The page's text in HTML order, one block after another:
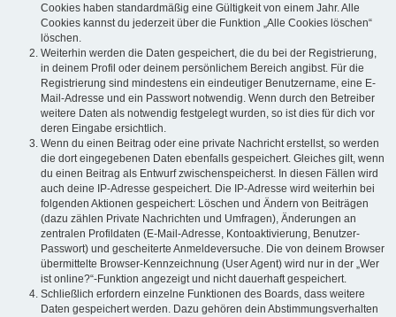
Cookies haben standardmäßig eine Gültigkeit von einem Jahr. Alle
Cookies kannst du jederzeit über die Funktion „Alle Cookies löschen“
löschen.
Weiterhin werden die Daten gespeichert, die du bei der Registrierung,
in deinem Profil oder deinem persönlichem Bereich angibst. Für die
Registrierung sind mindestens ein eindeutiger Benutzername, eine E-
Mail-Adresse und ein Passwort notwendig. Wenn durch den Betreiber
weitere Daten als notwendig festgelegt wurden, so ist dies für dich vor
deren Eingabe ersichtlich.
Wenn du einen Beitrag oder eine private Nachricht erstellst, so werden
die dort eingegebenen Daten ebenfalls gespeichert. Gleiches gilt, wenn
du einen Beitrag als Entwurf zwischenspeicherst. In diesen Fällen wird
auch deine IP-Adresse gespeichert. Die IP-Adresse wird weiterhin bei
folgenden Aktionen gespeichert: Löschen und Ändern von Beiträgen
(dazu zählen Private Nachrichten und Umfragen), Änderungen an
zentralen Profildaten (E-Mail-Adresse, Kontoaktivierung, Benutzer-
Passwort) und gescheiterte Anmeldeversuche. Die von deinem Browser
übermittelte Browser-Kennzeichnung (User Agent) wird nur in der „Wer
ist online?“-Funktion angezeigt und nicht dauerhaft gespeichert.
Schließlich erfordern einzelne Funktionen des Boards, dass weitere
Daten gespeichert werden. Dazu gehören dein Abstimmungsverhalten